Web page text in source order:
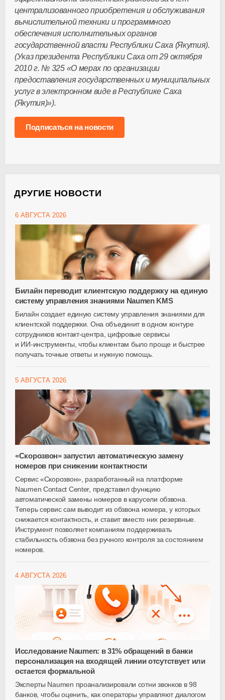
централизованного приобретения и обслуживания
вычислительной техники и программного
обеспечения исполнительных органов
государственной власти Республики Саха (Якутия).
(Указ президента Республики Саха от 29 октября
2010 г. № 325 «О мерах по организации
предоставления государственных и муниципальных
услуг в электронном виде в Республике Саха
(Якутия)»).
Подписаться на новости
ДРУГИЕ НОВОСТИ
6 АВГУСТА 2026
Билайн переводит клиентскую поддержку на единую
систему управления знаниями Naumen KMS
Билайн создает единую систему управления знаниями для
клиентской поддержки. Она объединит в одном контуре
сотрудников контакт-центра , цифровые сервисы
и ИИ-инструменты , чтобы клиентам было проще и быстрее
получать точные ответы и нужную помощь.
5 АВГУСТА 2026
«Скорозвон» запустил автоматическую замену
номеров при снижении контактности
Сервис «Скорозвон», разработанный на платформе
Naumen Contact Center, представил функцию
автоматической замены номеров в карусели обзвона.
Теперь сервис сам выводит из обзвона номера, у которых
снижается контактность, и ставит вместо них резервные.
Инструмент позволяет компаниям поддерживать
стабильность обзвона без ручного контроля за состоянием
номеров.
4 АВГУСТА 2026
Исследование Naumen: в 31% обращений в банки
персонализация на входящей линии отсутствует или
остается формальной
Эксперты Naumen проанализировали сотни звонков в 98
банков, чтобы оценить, как операторы управляют диалогом